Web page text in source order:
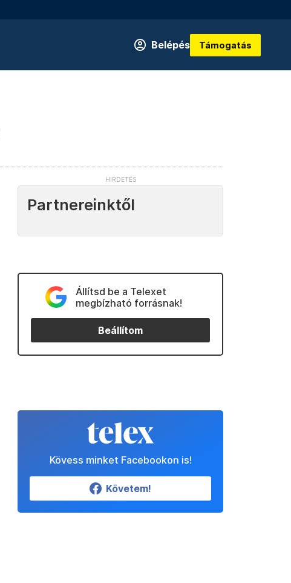
Belépés Támogatás
Partnereinktől
Állítsd be a Telexet
megbízható forrásnak!
Beállítom
Kövess minket Facebookon is!
Követem!